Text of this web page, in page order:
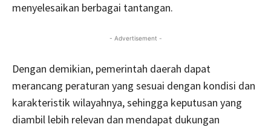
menyelesaikan berbagai tantangan.
- Advertisement -
Dengan demikian, pemerintah daerah dapat
merancang peraturan yang sesuai dengan kondisi dan
karakteristik wilayahnya, sehingga keputusan yang
diambil lebih relevan dan mendapat dukungan